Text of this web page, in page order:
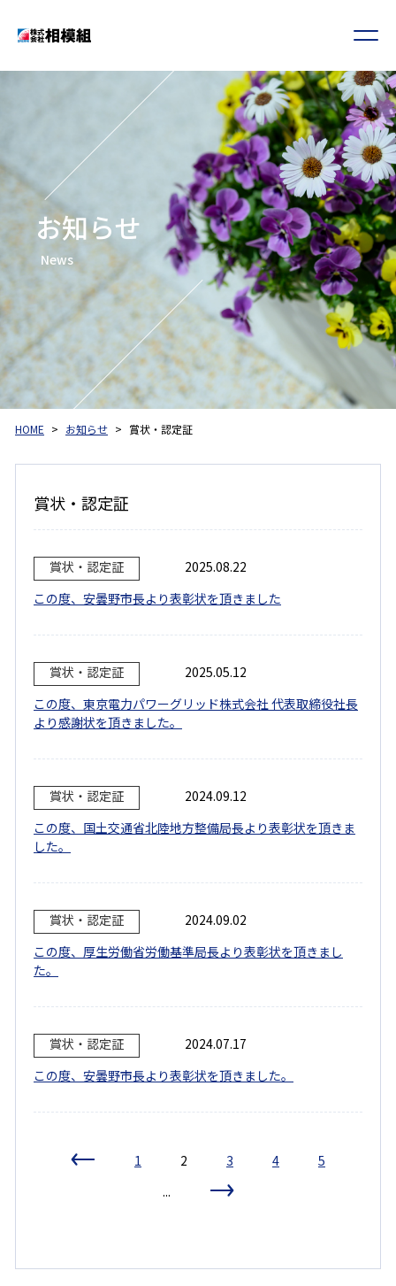
お知らせ
News
HOME お知らせ 賞状・認定証
賞状・認定証
賞状・認定証
2025.08.22
この度、安曇野市長より表彰状を頂きました
賞状・認定証
2025.05.12
この度、東京電力パワーグリッド株式会社 代表取締役社長
より感謝状を頂きました。
賞状・認定証
2024.09.12
この度、国土交通省北陸地方整備局長より表彰状を頂きま
した。
賞状・認定証
2024.09.02
この度、厚生労働省労働基準局長より表彰状を頂きまし
た。
賞状・認定証
2024.07.17
この度、安曇野市長より表彰状を頂きました。
1 2 3 4
5
...